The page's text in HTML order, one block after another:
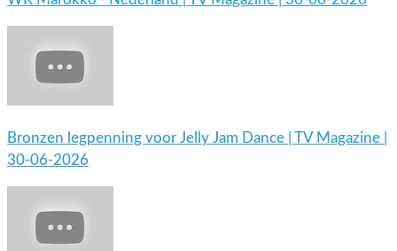
Bronzen legpenning voor Jelly Jam Dance | TV Magazine |
30-06-2026